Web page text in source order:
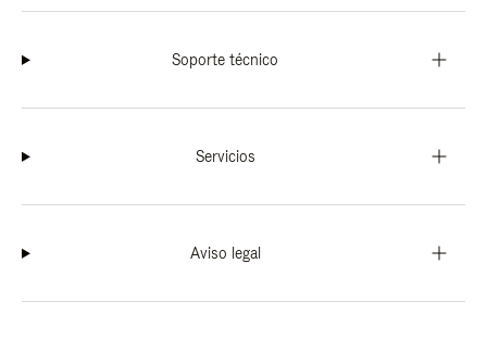
Soporte técnico
Servicios
Aviso legal